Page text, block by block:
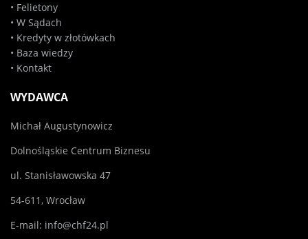
• Felietony
• W Sądach
• Kredyty w złotówkach
• Baza wiedzy
• Kontakt
WYDAWCA
Michał Augustynowicz
Dolnośląskie Centrum Biznesu
ul. Stanisławowska 47
54-611, Wrocław
E-mail: info@chf24.pl